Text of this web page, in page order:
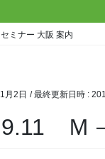
ミナー 大阪 案内
月2日 / 最終更新日時 :
Ｍ